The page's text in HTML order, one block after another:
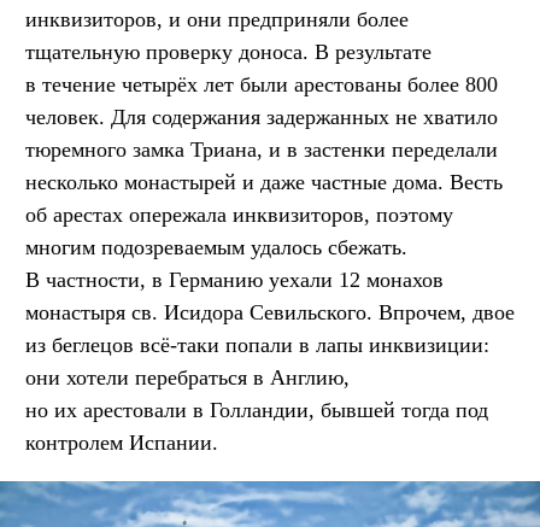
инквизиторов, и они предприняли более
тщательную проверку доноса. В результате
в течение четырёх лет были арестованы более 800
человек. Для содержания задержанных не хватило
тюремного замка Триана, и в застенки переделали
несколько монастырей и даже частные дома. Весть
об арестах опережала инквизиторов, поэтому
многим подозреваемым удалось сбежать.
В частности, в Германию уехали 12 монахов
монастыря св. Исидора Севильского. Впрочем, двое
из беглецов всё-таки попали в лапы инквизиции:
они хотели перебраться в Англию,
но их арестовали в Голландии, бывшей тогда под
контролем Испании.